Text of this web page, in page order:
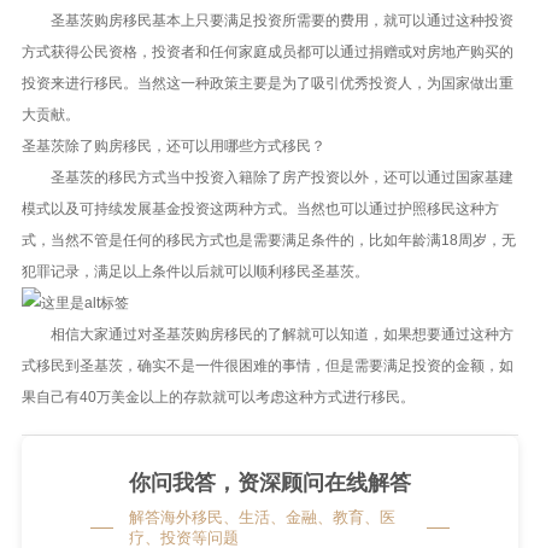
圣基茨购房移民基本上只要满足投资所需要的费用，就可以通过这种投资
方式获得公民资格，投资者和任何家庭成员都可以通过捐赠或对房地产购买的
投资来进行移民。当然这一种政策主要是为了吸引优秀投资人，为国家做出重
大贡献。
圣基茨除了购房移民，还可以用哪些方式移民？
圣基茨的移民方式当中投资入籍除了房产投资以外，还可以通过国家基建
模式以及可持续发展基金投资这两种方式。当然也可以通过护照移民这种方
式，当然不管是任何的移民方式也是需要满足条件的，比如年龄满18周岁，无
犯罪记录，满足以上条件以后就可以顺利移民圣基茨。
相信大家通过对圣基茨购房移民的了解就可以知道，如果想要通过这种方
式移民到圣基茨，确实不是一件很困难的事情，但是需要满足投资的金额，如
果自己有40万美金以上的存款就可以考虑这种方式进行移民。
你问我答，资深顾问在线解答
解答海外移民、生活、金融、教育、医
疗、投资等问题